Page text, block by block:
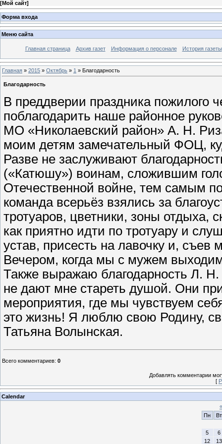
[Мой сайт]
Форма входа
Меню сайта
Главная страница Архив газет Информация о персонале История газеты
Главная » 2015 » Октябрь » 1 » Благодарность
Благодарность
В преддверии праздника пожилого
поблагодарить наше районное
МО «Николаевский район» А. Н.
моим детям замечательный ФОЦ,
Разве не заслуживают
(«Катюшу») воинам, сложившим
Отечественной войне, тем самым
команда всерьёз взялись за
тротуаров, цветники, зоны отдыха,
как приятно идти по тротуару и
устав, присесть на лавочку и, съев
Вечером, когда мы с мужем
Также выражаю благодарность Л.
не дают мне стареть душой. Они
мероприятия, где мы чувствуем
это жизнь! Я люблю свою Родину,
Татьяна Волынская.
Всего комментариев: 0
Добавлять комментарии
[
Calendar
«
Пн
Вт
5
6
12
13